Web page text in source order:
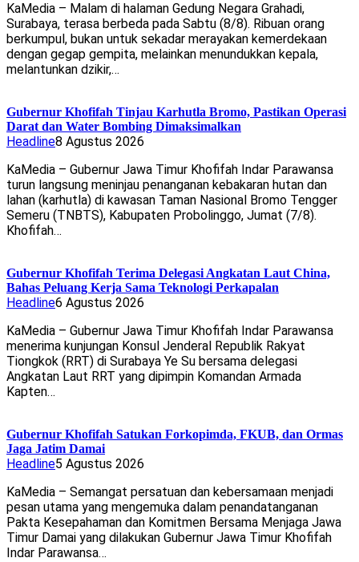
KaMedia – Malam di halaman Gedung Negara Grahadi,
Surabaya, terasa berbeda pada Sabtu (8/8). Ribuan orang
berkumpul, bukan untuk sekadar merayakan kemerdekaan
dengan gegap gempita, melainkan menundukkan kepala,
melantunkan dzikir,…
Gubernur Khofifah Tinjau Karhutla Bromo, Pastikan Operasi
Darat dan Water Bombing Dimaksimalkan
Headline8 Agustus 2026
KaMedia – Gubernur Jawa Timur Khofifah Indar Parawansa
turun langsung meninjau penanganan kebakaran hutan dan
lahan (karhutla) di kawasan Taman Nasional Bromo Tengger
Semeru (TNBTS), Kabupaten Probolinggo, Jumat (7/8).
Khofifah…
Gubernur Khofifah Terima Delegasi Angkatan Laut China,
Bahas Peluang Kerja Sama Teknologi Perkapalan
Headline6 Agustus 2026
KaMedia – Gubernur Jawa Timur Khofifah Indar Parawansa
menerima kunjungan Konsul Jenderal Republik Rakyat
Tiongkok (RRT) di Surabaya Ye Su bersama delegasi
Angkatan Laut RRT yang dipimpin Komandan Armada
Kapten…
Gubernur Khofifah Satukan Forkopimda, FKUB, dan Ormas
Jaga Jatim Damai
Headline5 Agustus 2026
KaMedia – Semangat persatuan dan kebersamaan menjadi
pesan utama yang mengemuka dalam penandatanganan
Pakta Kesepahaman dan Komitmen Bersama Menjaga Jawa
Timur Damai yang dilakukan Gubernur Jawa Timur Khofifah
Indar Parawansa…